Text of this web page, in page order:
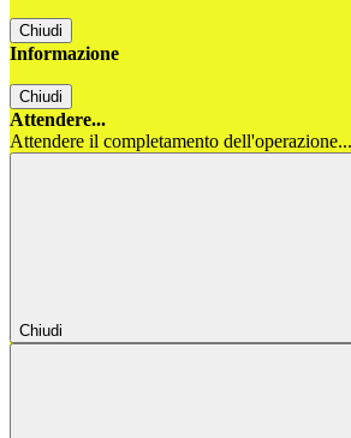
Chiudi
Informazione
Chiudi
Attendere...
Attendere il completamento dell'operazione...
Chiudi